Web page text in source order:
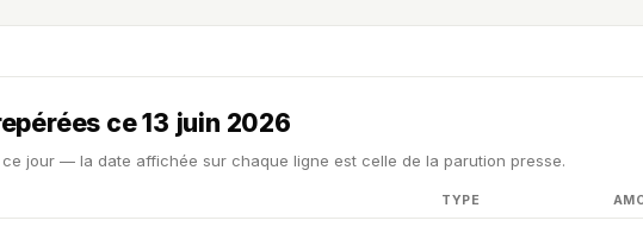
ce 13 juin 2026
jour — la date affichée sur chaque ligne est celle de la parution presse.
TYPE